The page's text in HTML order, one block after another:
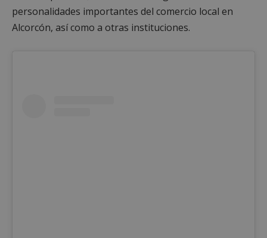
personalidades importantes del comercio local en
Alcorcón, así como a otras instituciones.